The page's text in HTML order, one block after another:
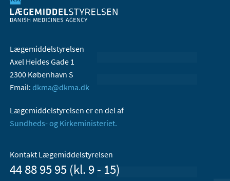
Lægemiddelstyrelsen
Axel Heides Gade 1
2300 København S
Email: dkma@dkma.dk
Lægemiddelstyrelsen er en del af
Sundheds- og Kirkeministeriet.
Kontakt Lægemiddelstyrelsen
44 88 95 95 (kl. 9 - 15)